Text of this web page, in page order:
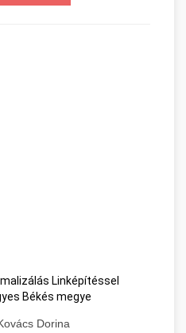
Linképítéssel
Békés megye
Dorina